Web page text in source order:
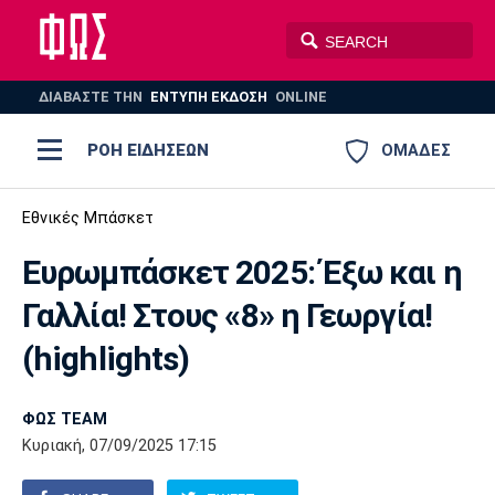
ΔΙΑΒΑΣΤΕ THN ΕΝΤΥΠΗ ΕΚΔΟΣΗ ONLINE
ΟΜΑΔΕΣ
ΡΟΗ ΕΙΔΗΣΕΩΝ
ΠΟΔΟΣΦΑΙΡΟ
ΒΟΛΕΪ
AUTO-MOTO
Ποδόσφαιρο
Super League 1
Super League 2
Γ Εθνική
Ελλάδα
Μπάσκετ
Ελλάδα
Εθνική
EuroLeague
Ολυμπιακοί Αγώνες
Βόλεϊ
Πόλο
Ολυμπιακός ΑΕΚ ΠΑΟΚ
Παναθηναϊκός Ατρόμητος
Εθνικές Μπάσκετ
Ευρωμπάσκετ 2025: Έξω και η
Γαλλία! Στους «8» η Γεωργία!
(highlights)
ΦΩΣ TEAM
Κυριακή, 07/09/2025 17:15